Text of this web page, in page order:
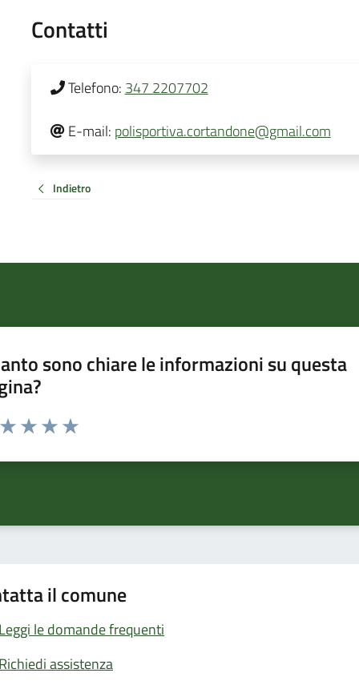
Contatti
Telefono: 347 2207702
E-mail: polisportiva.cortandone@gmail.com
Indietro
sono chiare le informazioni su questa
da 1 a 5 stelle la pagina
il comune
Leggi le domande frequenti
Richiedi assistenza